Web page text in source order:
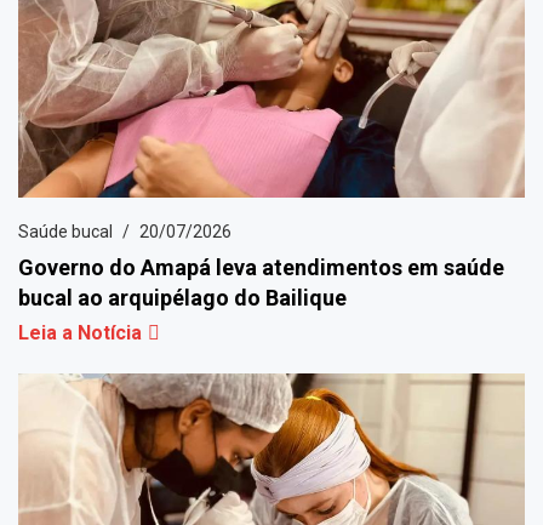
Saúde bucal 20/07/2026
Governo do Amapá leva atendimentos em saúde
bucal ao arquipélago do Bailique
Leia a Notícia